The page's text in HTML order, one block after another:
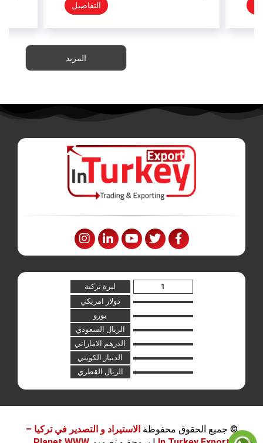
التفاصيل
المزيد
ليرة تركية
دولار امريكي
يورو
الريال السعودي
الدرهم الاماراتي
الدينار الكويتي
الريال القطري
© جميع الحقوق محفوظةالاستيراد و التصدير في تركيا –